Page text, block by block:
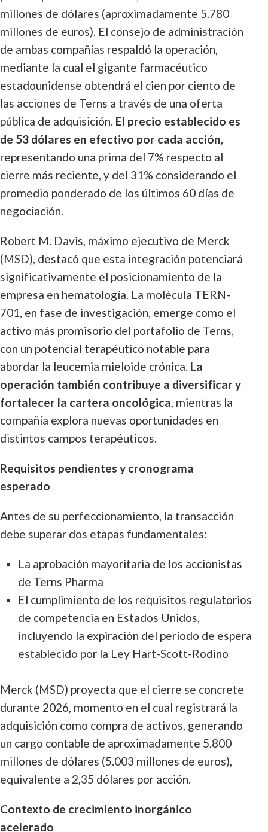
millones de dólares (aproximadamente 5.780
millones de euros). El consejo de administración
de ambas compañías respaldó la operación,
mediante la cual el gigante farmacéutico
estadounidense obtendrá el cien por ciento de
las acciones de Terns a través de una oferta
pública de adquisición. El precio establecido es
de 53 dólares en efectivo por cada acción,
representando una prima del 7% respecto al
cierre más reciente, y del 31% considerando el
promedio ponderado de los últimos 60 días de
negociación.
Robert M. Davis, máximo ejecutivo de Merck
(MSD), destacó que esta integración potenciará
significativamente el posicionamiento de la
empresa en hematología. La molécula TERN-
701, en fase de investigación, emerge como el
activo más promisorio del portafolio de Terns,
con un potencial terapéutico notable para
abordar la leucemia mieloide crónica. La
operación también contribuye a diversificar y
fortalecer la cartera oncológica, mientras la
compañía explora nuevas oportunidades en
distintos campos terapéuticos.
Requisitos pendientes y cronograma
esperado
Antes de su perfeccionamiento, la transacción
debe superar dos etapas fundamentales:
La aprobación mayoritaria de los accionistas
de Terns Pharma
El cumplimiento de los requisitos regulatorios
de competencia en Estados Unidos,
incluyendo la expiración del período de espera
establecido por la Ley Hart-Scott-Rodino
Merck (MSD) proyecta que el cierre se concrete
durante 2026, momento en el cual registrará la
adquisición como compra de activos, generando
un cargo contable de aproximadamente 5.800
millones de dólares (5.003 millones de euros),
equivalente a 2,35 dólares por acción.
Contexto de crecimiento inorgánico
acelerado